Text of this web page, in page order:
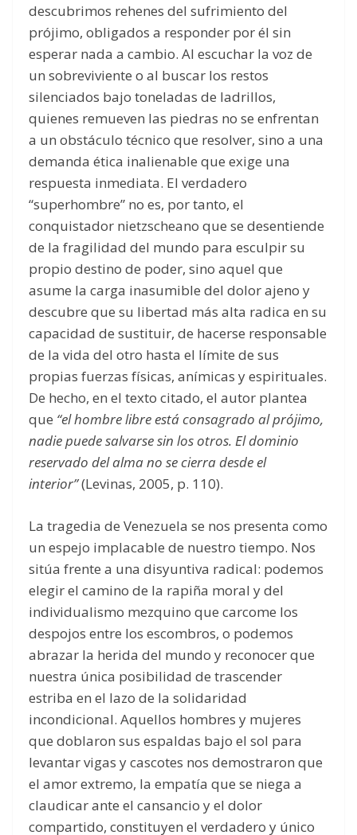
descubrimos rehenes del sufrimiento del
prójimo, obligados a responder por él sin
esperar nada a cambio. Al escuchar la voz de
un sobreviviente o al buscar los restos
silenciados bajo toneladas de ladrillos,
quienes remueven las piedras no se enfrentan
a un obstáculo técnico que resolver, sino a una
demanda ética inalienable que exige una
respuesta inmediata. El verdadero
“superhombre” no es, por tanto, el
conquistador nietzscheano que se desentiende
de la fragilidad del mundo para esculpir su
propio destino de poder, sino aquel que
asume la carga inasumible del dolor ajeno y
descubre que su libertad más alta radica en su
capacidad de sustituir, de hacerse responsable
de la vida del otro hasta el límite de sus
propias fuerzas físicas, anímicas y espirituales.
De hecho, en el texto citado, el autor plantea
que “el hombre libre está consagrado al prójimo,
nadie puede salvarse sin los otros. El dominio
reservado del alma no se cierra desde el
interior”(Levinas, 2005, p. 110).
La tragedia de Venezuela se nos presenta como
un espejo implacable de nuestro tiempo. Nos
sitúa frente a una disyuntiva radical: podemos
elegir el camino de la rapiña moral y del
individualismo mezquino que carcome los
despojos entre los escombros, o podemos
abrazar la herida del mundo y reconocer que
nuestra única posibilidad de trascender
estriba en el lazo de la solidaridad
incondicional. Aquellos hombres y mujeres
que doblaron sus espaldas bajo el sol para
levantar vigas y cascotes nos demostraron que
el amor extremo, la empatía que se niega a
claudicar ante el cansancio y el dolor
compartido, constituyen el verdadero y único